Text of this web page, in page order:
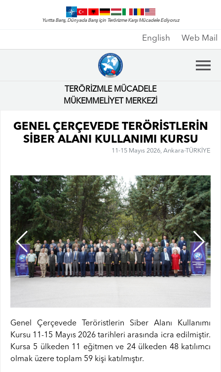
English Web Mail
Yurtta Barış, Dünyada Barış için Terörizme Karşı Mücadele Ediyoruz
TERÖRİZMLE MÜCADELE
MÜKEMMELİYET MERKEZİ
GENEL ÇERÇEVEDE TERÖRİSTLERİN
SİBER ALANI KULLANIMI KURSU
11-15 Mayıs 2026, Ankara-TÜRKİYE
Genel Çerçevede Teröristlerin Siber Alanı Kullanımı
Kursu 11-15 Mayıs 2026 tarihleri arasında icra edilmiştir.
Kursa 5 ülkeden 11 eğitmen ve 24 ülkeden 48 katılımcı
olmak üzere toplam 59 kişi katılmıştır.